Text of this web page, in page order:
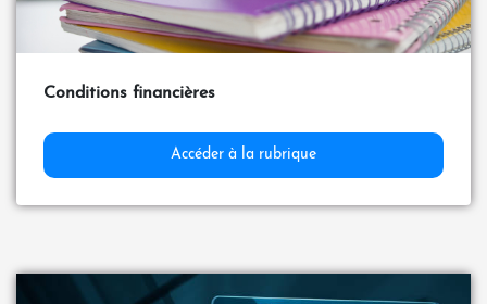
Conditions financières
Accéder à la rubrique